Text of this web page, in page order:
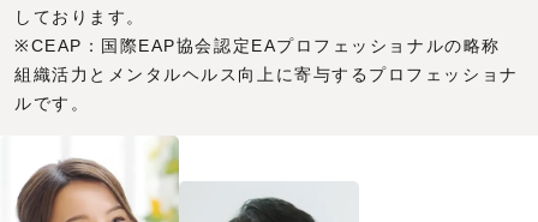
対応費用（通報・相談など）
さらに
しております。
※CEAP：国際EAP協会認定EAプロフェッショナルの略称
組織活力とメンタルヘルス向上に寄与するプロフェッショナ
ルです。